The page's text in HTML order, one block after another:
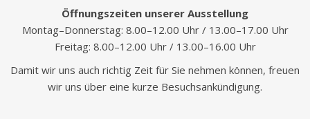
Öffnungszeiten unserer Ausstellung
Montag–Donnerstag: 8.00–12.00 Uhr / 13.00–17.00 Uhr
Freitag: 8.00–12.00 Uhr / 13.00–16.00 Uhr
Damit wir uns auch richtig Zeit für Sie nehmen können, freuen
wir uns über eine kurze Besuchsankündigung.